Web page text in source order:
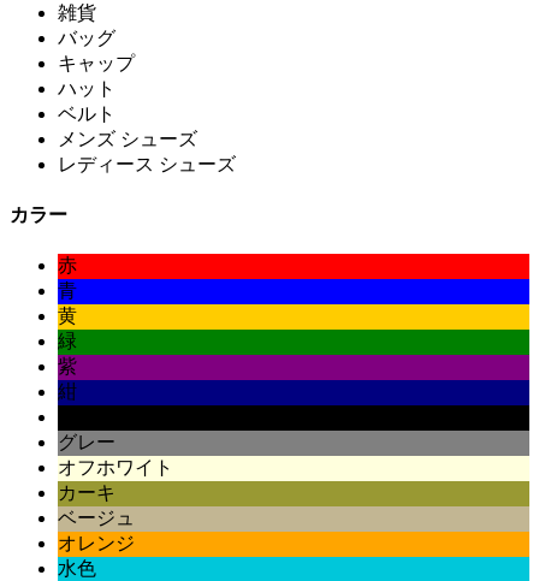
雑貨
バッグ
キャップ
ハット
ベルト
メンズ シューズ
レディース シューズ
カラー
赤
青
黄
緑
紫
紺
グレー
オフホワイト
カーキ
ベージュ
オレンジ
水色